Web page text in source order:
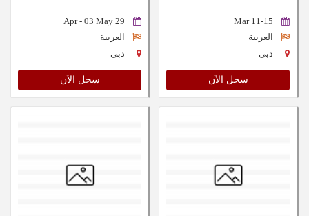
11-15 Mar
العربية
دبى
سجل الآن
29 Apr - 03 May
العربية
دبى
سجل الآن